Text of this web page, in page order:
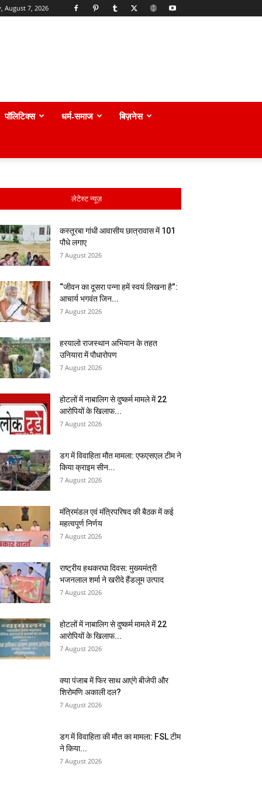
August 7, 2026
पॉलिटिक्स धर्म-समाज बिज़नेस
लेटेस्ट न्यूज़
कस्तूरबा गांधी आवासीय छात्रावास में 101
पौधे लगाए
7 August 2026
“जीवन का दूसरा पन्ना हमें स्वयं लिखना है”:
आचार्य भगवंत जिन...
7 August 2026
हरयालो राजस्थान अभियान के तहत
उनियारा में पौधारोपण
7 August 2026
होटलों में नाबालिग से दुष्कर्म मामले में 22
आरोपियों के खिलाफ...
7 August 2026
डग में विवाहिता मौत मामला: एफएसएल टीम ने
किया क्राइम सीन...
7 August 2026
मंत्रिमंडल एवं मंत्रिपरिषद की बैठक में कई
महत्वपूर्ण निर्णय
7 August 2026
राष्ट्रीय हथकरघा दिवस: मुख्यमंत्री
भजनलाल शर्मा ने खरीदे हैंडलूम उत्पाद
7 August 2026
होटलों में नाबालिग से दुष्कर्म मामले में 22
आरोपियों के खिलाफ...
7 August 2026
क्या पंजाब में फिर साथ आएंगे बीजेपी और
शिरोमणि अकाली दल?
7 August 2026
डग में विवाहिता की मौत का मामला: FSL टीम
ने किया...
7 August 2026